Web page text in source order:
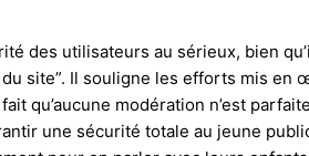
des utilisateurs au sérieux, bien
site”. Il souligne les efforts mis
qu’aucune modération n’est
une sécurité totale au jeune